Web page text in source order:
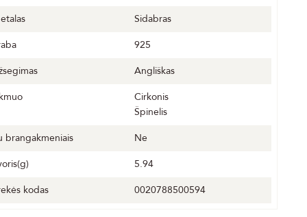
Sidabras
925
Angliškas
Cirkonis
Špinelis
brangakmeniais
Ne
5.94
kodas
0020788500594